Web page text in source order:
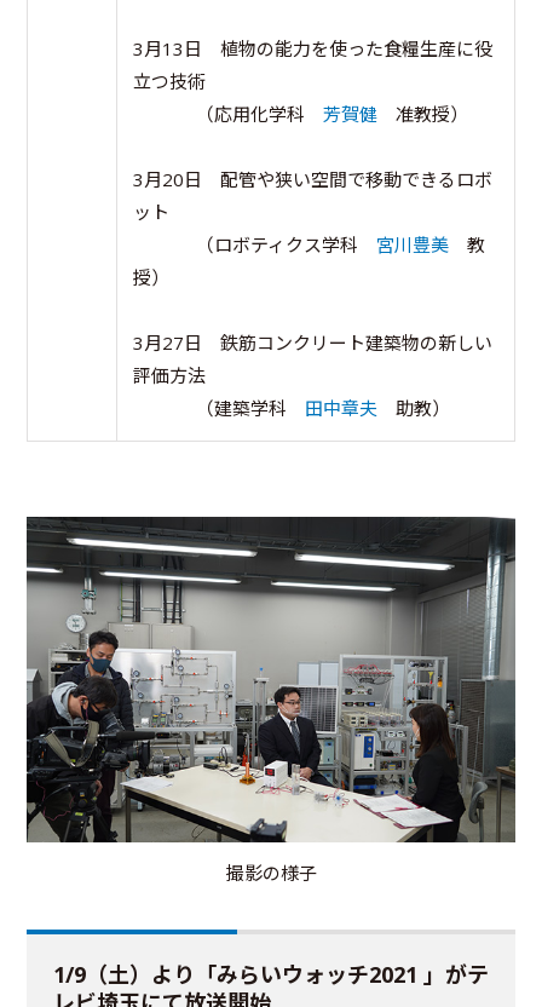
3月13日 植物の能力を使った食糧生産に役
立つ技術
（応用化学科 芳賀健 准教授）
3月20日 配管や狭い空間で移動できるロボ
ット
（ロボティクス学科 宮川豊美 教
授）
3月27日 鉄筋コンクリート建築物の新しい
評価方法
（建築学科 田中章夫 助教）
撮影の様子
1/9（土）より「みらいウォッチ2021 」がテ